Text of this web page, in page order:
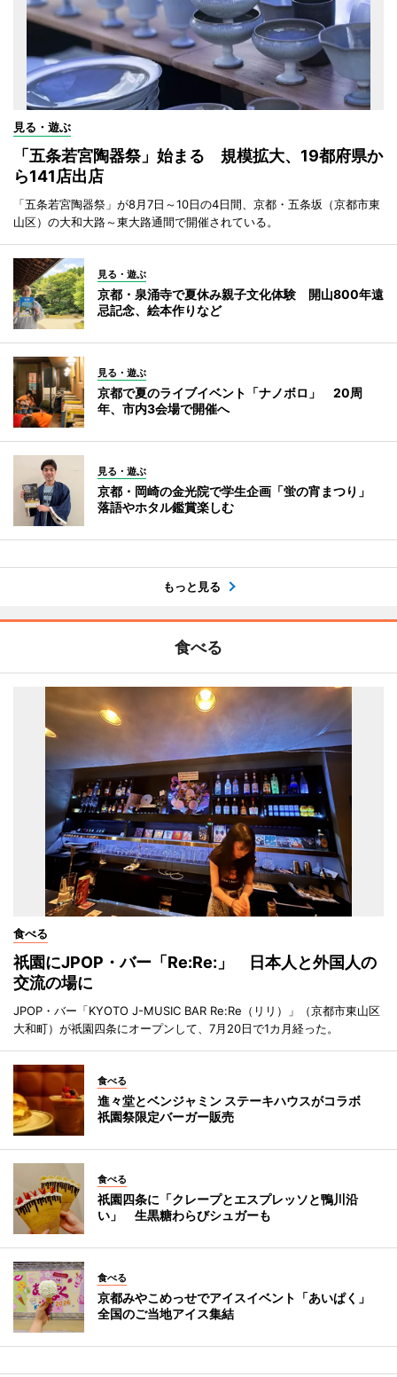
見る・遊ぶ
「五条若宮陶器祭」始まる 規模拡大、19都府県か
ら141店出店
「五条若宮陶器祭」が8月7日～10日の4日間、京都・五条坂（京都市東
山区）の大和大路～東大路通間で開催されている。
見る・遊ぶ
京都・泉涌寺で夏休み親子文化体験 開山800年遠
忌記念、絵本作りなど
見る・遊ぶ
京都で夏のライブイベント「ナノボロ」 20周
年、市内3会場で開催へ
見る・遊ぶ
京都・岡崎の金光院で学生企画「蛍の宵まつり」
落語やホタル鑑賞楽しむ
もっと見る
食べる
食べる
祇園にJPOP・バー「Re:Re:」 日本人と外国人の
交流の場に
JPOP・バー「KYOTO J-MUSIC BAR Re:Re（リリ）」（京都市東山区
大和町）が祇園四条にオープンして、7月20日で1カ月経った。
食べる
進々堂とベンジャミン ステーキハウスがコラボ
祇園祭限定バーガー販売
食べる
祇園四条に「クレープとエスプレッソと鴨川沿
い」 生黒糖わらびシュガーも
食べる
京都みやこめっせでアイスイベント「あいぱく」
全国のご当地アイス集結